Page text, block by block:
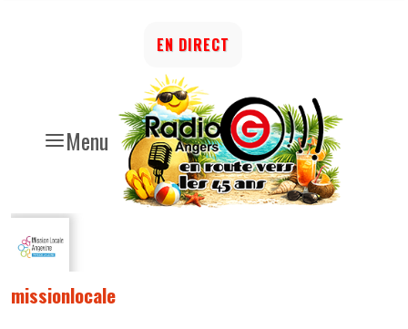
Menu
EN DIRECT
missionlocale